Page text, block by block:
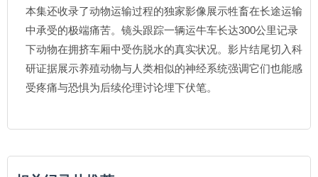
本集还收录了动物运输过程的独家影像展示牲畜在长途运输
中承受的极端痛苦。镜头跟踪一辆运牛车长达300公里记录
下动物在拥挤车厢中受伤脱水的真实状况。影片结尾切入科
研证据展示养殖动物与人类相似的神经系统强调它们也能感
受疼痛与恐惧为后续伦理讨论埋下伏笔。